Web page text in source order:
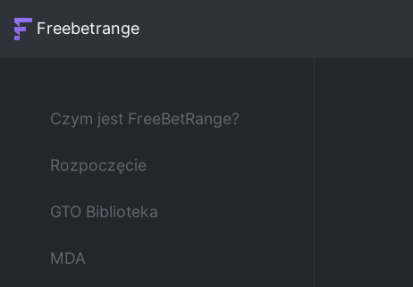
Freebetrange
Czym jest FreeBetRange?
Rozpoczęcie
GTO Biblioteka
MDA